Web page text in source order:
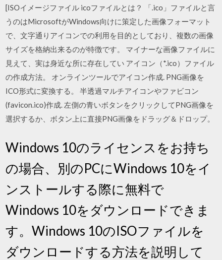
[ISOイメージファイル icoファイルとは？ 「.ico」ファイルと言
うのはMicrosoftがWindows向けに策定した画像フォーマット
で、文字通りアイコンでの利用を目的としており、複数の画像
サイズを格納出来るのが特徴です。 マイナーな画像ファイルに
見えて、実は身近な所に存在してい アイコン（*.ico）ファイル
の作成方法。 オンラインツールでアイコン作成. PNG画像を
ICO形式に変換する。 半透過マルチアイコンやファビコン
(favicon.ico)作成. 左側の青いボタンをクリックしてPNG画像を
選択するか、ボタン上に直接PNG画像をドラッグ＆ドロップ。
Windows 10のライセンスをお持ち
の場合、別のPCにWindows 10をイ
ンストールする際に無料で
Windows 10をダウンロードできま
す。Windows 10のISOファイルを
ダウンロードする方法を説明して